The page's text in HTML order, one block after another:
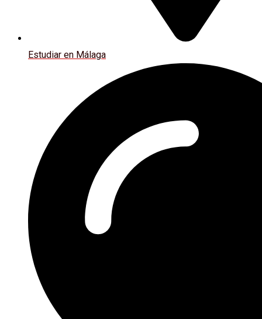
Estudiar en Málaga